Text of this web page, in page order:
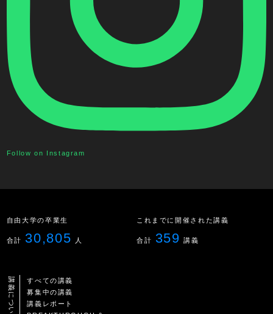
Follow on Instagram
自由大学の卒業生
合計 30,805 人
これまでに開催された講義
合計 359 講義
講義について
すべての講義
募集中の講義
講義レポート